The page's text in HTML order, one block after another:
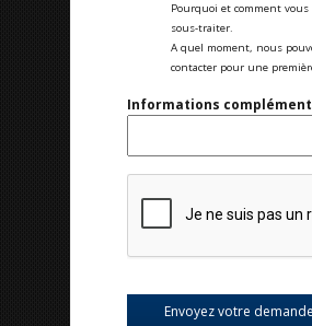
Pourquoi et comment
sous-traiter.
A quel moment, nous
contacter pour une
Informations